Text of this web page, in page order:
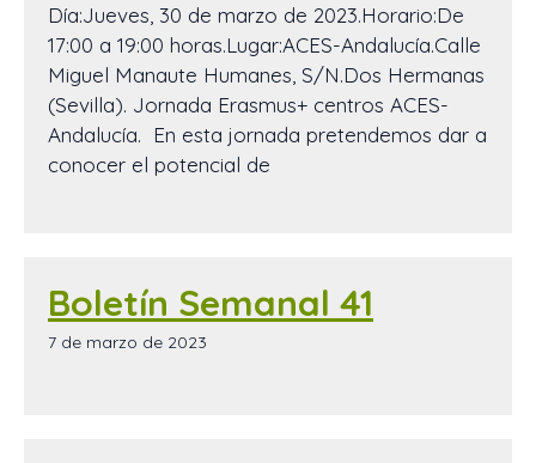
Día:Jueves, 30 de marzo de 2023.Horario:De
17:00 a 19:00 horas.Lugar:ACES-Andalucía.Calle
Miguel Manaute Humanes, S/N.Dos Hermanas
(Sevilla). Jornada Erasmus+ centros ACES-
Andalucía. En esta jornada pretendemos dar a
conocer el potencial de
Boletín Semanal 41
7 de marzo de 2023